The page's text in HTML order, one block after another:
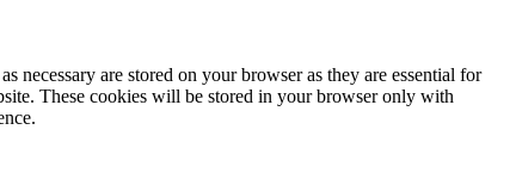
necessary are stored on your browser as they are essential for
These cookies will be stored in your browser only with